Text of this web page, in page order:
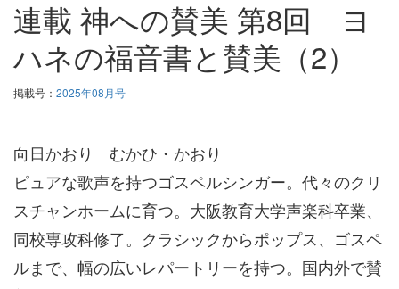
連載 神への賛美 第8回 ヨ
ハネの福音書と賛美（2）
掲載号： 2025年08月号
向日かおり むかひ・かおり
ピュアな歌声を持つゴスペルシンガー。代々のクリ
スチャンホームに育つ。大阪教育大学声楽科卒業、
同校専攻科修了。クラシックからポップス、ゴスペ
ルまで、幅の広いレパートリーを持つ。国内外で賛